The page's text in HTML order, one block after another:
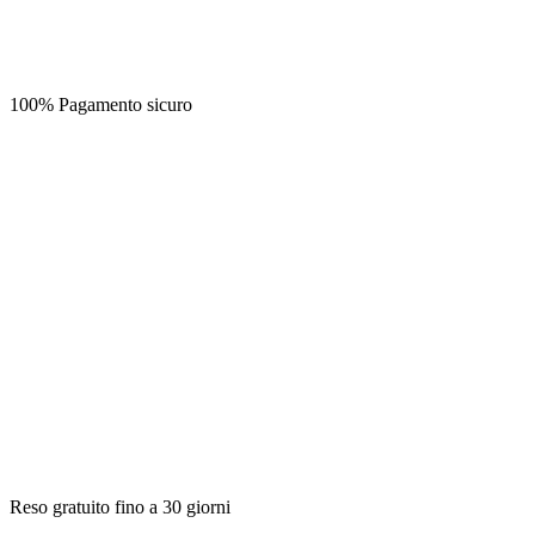
100% Pagamento sicuro
Reso gratuito fino a 30 giorni